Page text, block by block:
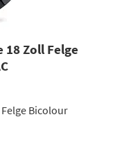
18 Zoll Felge
Felge Bicolour